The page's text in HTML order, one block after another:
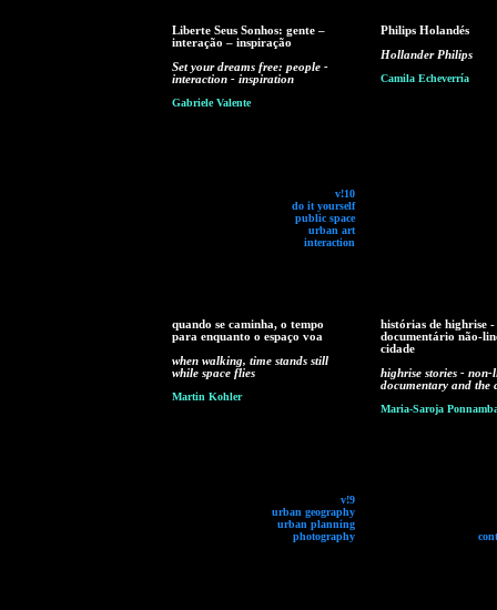
Liberte Seus Sonhos: gente –
interação – inspiração
Set your dreams free: people -
interaction - inspiration
Gabriele Valente
v!10
do it yourself
public space
urban art
interaction
Philips Holandés
Hollander Philips
Camila Echeverría
quando se caminha, o tempo
para enquanto o espaço voa
when walking, time stands still
while space flies
Martin Kohler
v!9
urban geography
urban planning
photography
histórias de highrise -
documentário não-
cidade
highrise stories - non-
documentary and the
Maria-Saroja